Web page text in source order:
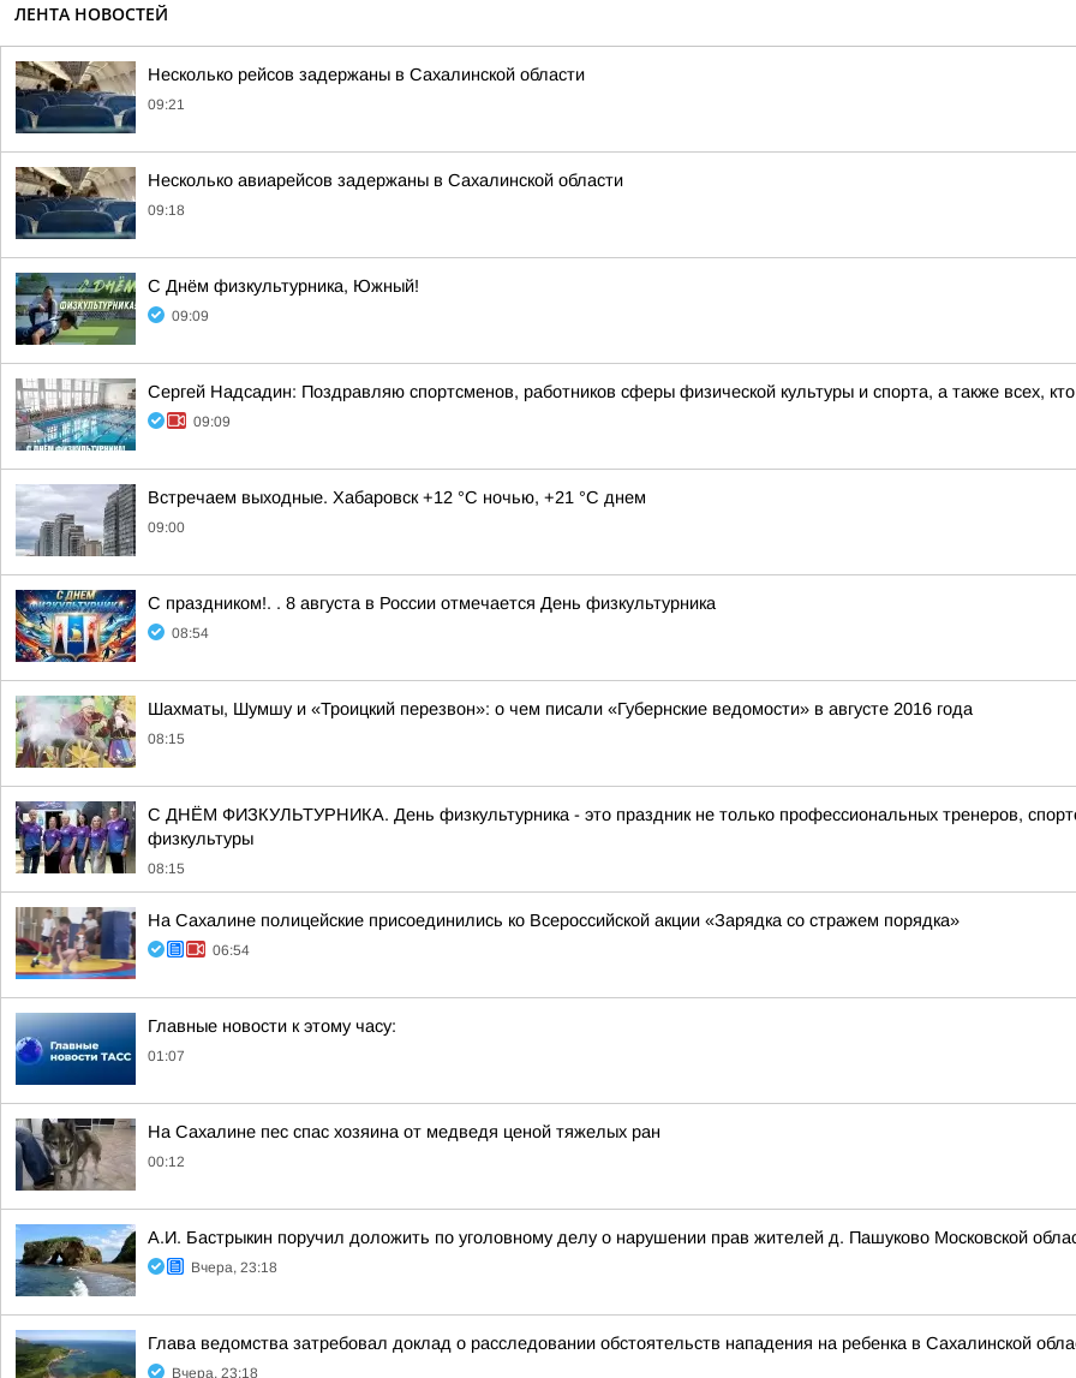
ЛЕНТА НОВОСТЕЙ
Несколько рейсов задержаны в Сахалинской области
09:21
Несколько авиарейсов задержаны в Сахалинской области
09:18
С Днём физкультурника, Южный!
09:09
Сергей Надсадин: Поздравляю спортсменов, работников сферы физической культуры и спорта, а также всех,
09:09
Встречаем выходные. Хабаровск +12 °C ночью, +21 °C днем
09:00
С праздником!. . 8 августа в России отмечается День физкультурника
08:54
Шахматы, Шумшу и «Троицкий перезвон»: о чем писали «Губернские ведомости» в августе 2016 года
08:15
С ДНЁМ ФИЗКУЛЬТУРНИКА. День физкультурника - это праздник не только профессиональных тренеров,
физкультуры
08:15
На Сахалине полицейские присоединились ко Всероссийской акции «Зарядка со стражем порядка»
06:54
Главные новости к этому часу:
01:07
На Сахалине пес спас хозяина от медведя ценой тяжелых ран
00:12
А.И. Бастрыкин поручил доложить по уголовному делу о нарушении прав жителей д. Пашуково Московской
Вчера, 23:18
Глава ведомства затребовал доклад о расследовании обстоятельств нападения на ребенка в Сахалинской
Вчера, 23:18